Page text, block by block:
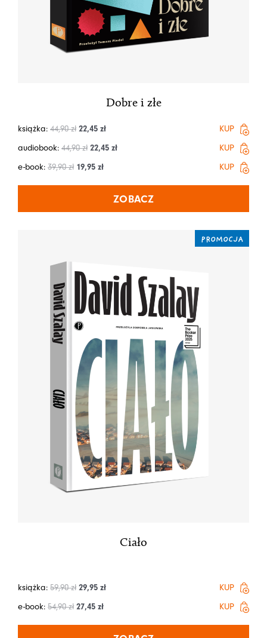
Dobre i złe
książka: 44,90zł 22,45 zł
KUP
audiobook: 44,90zł 22,45 zł
KUP
e-book: 39,90zł 19,95 zł KUP
ZOBACZ
PROMOCJA
Ciało
książka: 59,90zł 29,95 zł
KUP
e-book: 54,90zł 27,45 zł KUP